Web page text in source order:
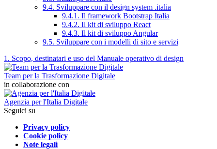
9.4. Sviluppare con il design system .italia
9.4.1. Il framework Bootstrap Italia
9.4.2. Il kit di sviluppo React
9.4.3. Il kit di sviluppo Angular
9.5. Sviluppare con i modelli di sito e servizi
1. Scopo, destinatari e uso del Manuale operativo di design
Team per la Trasformazione Digitale
in collaborazione con
Agenzia per l'Italia Digitale
Seguici su
Privacy policy
Cookie policy
Note legali